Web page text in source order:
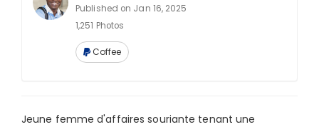
Published on Jan 16, 2025
1,251 Photos
Coffee
Jeune femme d'affaires souriante tenant une